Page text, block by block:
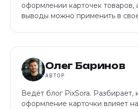
оформлении карточек товаров,
выводы можно применить в
Олег Баринов
АВТОР
Ведёт блог PixSora. Разбирает,
оформление карточки влияет